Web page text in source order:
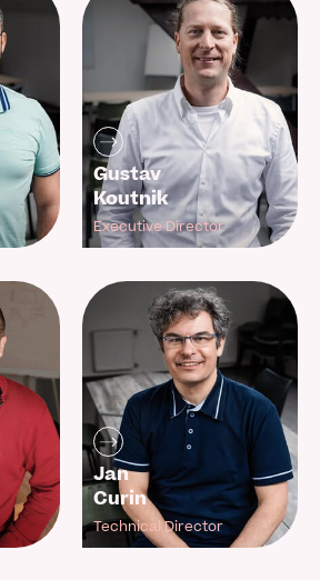
Gustav
Koutnik
Executive Director
Jan
Curin
Technical Director